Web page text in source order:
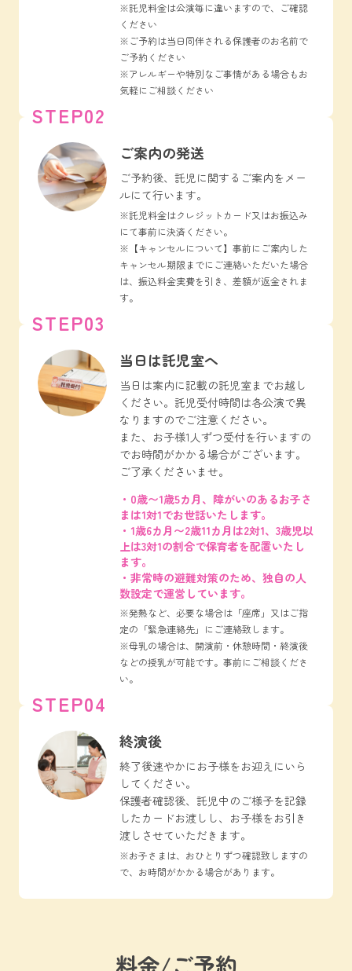
※託児料金は公演毎に違いますので、ご確認
ください
※ご予約は当日同伴される保護者のお名前で
ご予約ください
※アレルギーや特別なご事情がある場合もお
気軽にご相談ください
STEP02
ご案内の発送
ご予約後、託児に関するご案内をメー
ルにて行います。
※託児料金はクレジットカード又はお振込み
にて事前に決済ください。
※【キャンセルについて】事前にご案内した
キャンセル期限までにご連絡いただいた場合
は、振込料金実費を引き、差額が返金されま
す。
STEP03
当日は託児室へ
当日は案内に記載の託児室までお越し
ください。託児受付時間は各公演で異
なりますのでご注意ください。
また、お子様1人ずつ受付を行いますの
でお時間がかかる場合がございます。
ご了承くださいませ。
・0歳〜1歳5カ月、障がいのあるお子さ
まは1対1でお世話いたします。
・1歳6カ月〜2歳11カ月は2対1、3歳児以
上は3対1の割合で保育者を配置いたし
ます。
・非常時の避難対策のため、独自の人
数設定で運営しています。
※発熱など、必要な場合は「座席」又はご指
定の「緊急連絡先」にご連絡致します。
※母乳の場合は、開演前・休憩時間・終演後
などの授乳が可能です。事前にご相談くださ
い。
STEP04
終演後
終了後速やかにお子様をお迎えにいら
してください。
保護者確認後、託児中のご様子を記録
したカードお渡しし、お子様をお引き
渡しさせていただきます。
※お子さまは、おひとりずつ確認致しますの
で、お時間がかかる場合があります。